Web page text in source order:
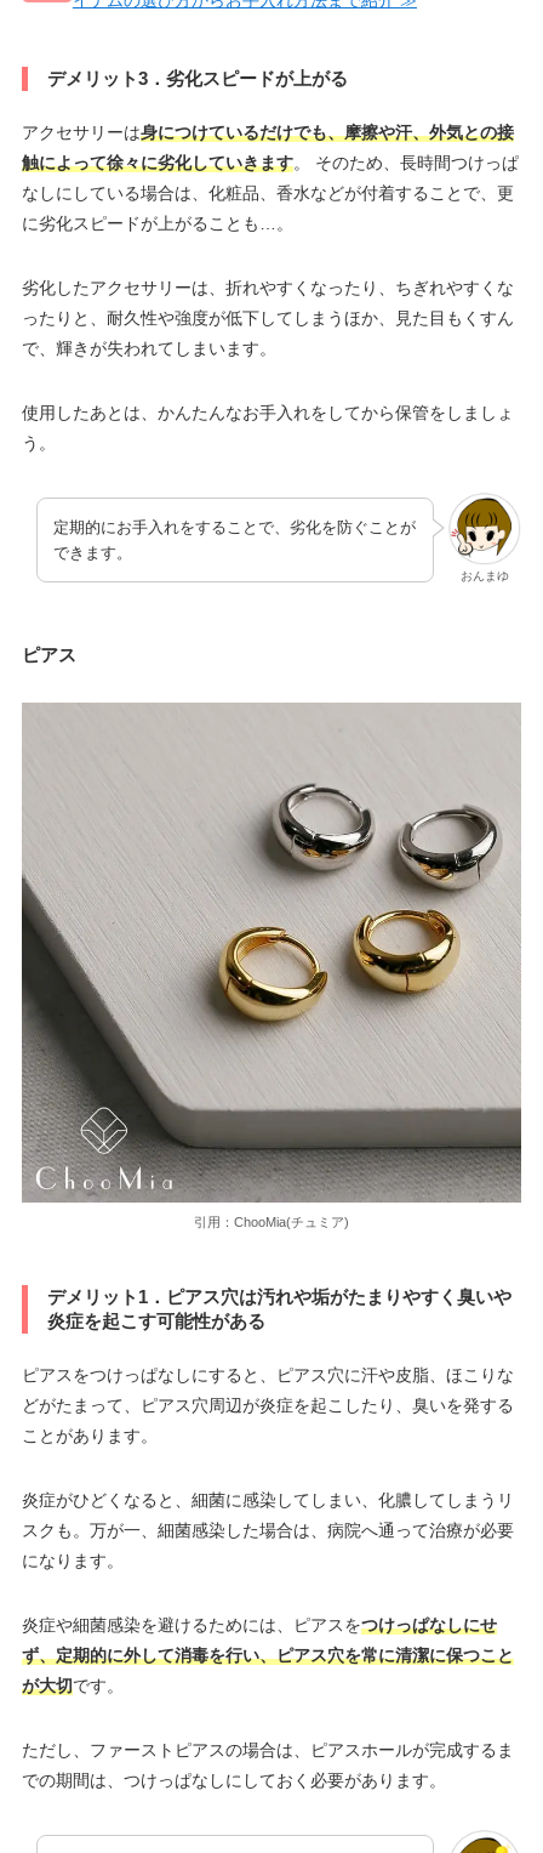
デメリット3．劣化スピードが上がる
アクセサリーは身につけているだけでも、摩擦や汗、外気との接
触によって徐々に劣化していきます。 そのため、長時間つけっぱ
なしにしている場合は、化粧品、香水などが付着することで、更
に劣化スピードが上がることも…。
劣化したアクセサリーは、折れやすくなったり、ちぎれやすくな
ったりと、耐久性や強度が低下してしまうほか、見た目もくすん
で、輝きが失われてしまいます。
使用したあとは、かんたんなお手入れをしてから保管をしましょ
う。
おんまゆ
定期的にお手入れをすることで、劣化を防ぐことが
できます。
ピアス
引用：ChooMia(チュミア)
デメリット1．ピアス穴は汚れや垢がたまりやすく臭いや
炎症を起こす可能性がある
ピアスをつけっぱなしにすると、ピアス穴に汗や皮脂、ほこりな
どがたまって、ピアス穴周辺が炎症を起こしたり、臭いを発する
ことがあります。
炎症がひどくなると、細菌に感染してしまい、化膿してしまうリ
スクも。万が一、細菌感染した場合は、病院へ通って治療が必要
になります。
炎症や細菌感染を避けるためには、ピアスをつけっぱなしにせ
ず、定期的に外して消毒を行い、ピアス穴を常に清潔に保つこと
が大切です。
ただし、ファーストピアスの場合は、ピアスホールが完成するま
での期間は、つけっぱなしにしておく必要があります。